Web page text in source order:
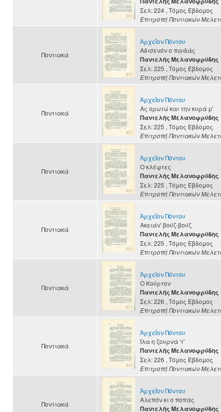
Σελ: 224 , Τόμος Έβδομος
Επιτροπή Ποντιακών
Ποντιακά
Ἀρχεῖον Πόντου
Αδισενόν ο παιδάς
Παντελής Μελανοφρύδης
Σελ: 225 , Τόμος Έβδομος
Επιτροπή Ποντιακών
Ποντιακά
Ἀρχεῖον Πόντου
Ας ορωτώ και την κυρά μ'
Παντελής Μελανοφρύδης
Σελ: 225 , Τόμος Έβδομος
Επιτροπή Ποντιακών
Ποντιακά
Ἀρχεῖον Πόντου
Ο κλέφτες
Παντελής Μελανοφρύδης
Σελ: 225 , Τόμος Έβδομος
Επιτροπή Ποντιακών
Ποντιακά
Ἀρχεῖον Πόντου
Ακειάν' βούζ-βούζ
Παντελής Μελανοφρύδης
Σελ: 225 , Τόμος Έβδομος
Επιτροπή Ποντιακών
Ποντιακά
Ἀρχεῖον Πόντου
Ο Κούρτον
Παντελής Μελανοφρύδης
Σελ: 226 , Τόμος Έβδομος
Επιτροπή Ποντιακών
Ποντιακά
Ἀρχεῖον Πόντου
Ίλα η ζουρνά 'τ'
Παντελής Μελανοφρύδης
Σελ: 226 , Τόμος Έβδομος
Επιτροπή Ποντιακών
Ποντιακά
Ἀρχεῖον Πόντου
Αλεπόν κι ο ποπάς
Παντελής Μελανοφρύδης